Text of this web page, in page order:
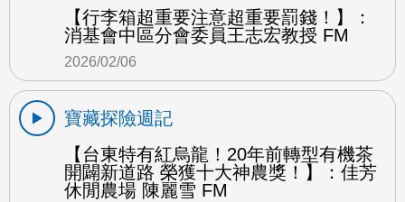
【行李箱超重要注意超重要罰錢！】：
消基會中區分會委員王志宏教授 FM
2026/02/06
寶藏探險週記
【台東特有紅烏龍！20年前轉型有機茶
開闢新道路 榮獲十大神農獎！】：佳芳
休閒農場 陳麗雪 FM